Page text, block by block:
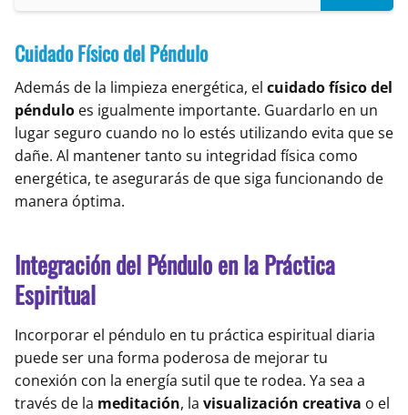
Cuidado Físico del Péndulo
Además de la limpieza energética, el cuidado físico del
péndulo es igualmente importante. Guardarlo en un
lugar seguro cuando no lo estés utilizando evita que se
dañe. Al mantener tanto su integridad física como
energética, te asegurarás de que siga funcionando de
manera óptima.
Integración del Péndulo en la Práctica
Espiritual
Incorporar el péndulo en tu práctica espiritual diaria
puede ser una forma poderosa de mejorar tu
conexión con la energía sutil que te rodea. Ya sea a
través de la meditación, la visualización creativa o el